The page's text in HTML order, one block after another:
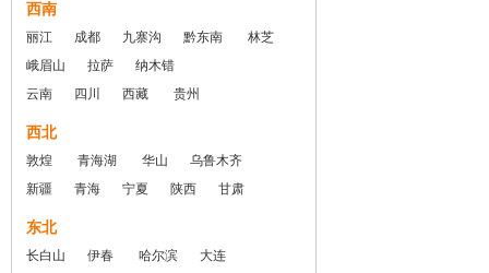
西南
丽江 成都 九寨沟 黔东南
林芝
峨眉山
拉萨
纳木错
云南
四川 西藏 贵州
西北
敦煌 青海湖 华山
乌鲁木齐
新疆
青海 宁夏 陕西 甘肃
东北
长白山 伊春 哈尔滨
大连